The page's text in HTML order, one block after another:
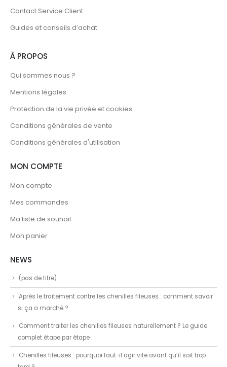
Contact Service Client
Guides et conseils d’achat
À PROPOS
Qui sommes nous ?
Mentions légales
Protection de la vie privée et cookies
Conditions générales de vente
Conditions générales d'utilisation
MON COMPTE
Mon compte
Mes commandes
Ma liste de souhait
Mon panier
NEWS
(pas de titre)
Après le traitement contre les chenilles fileuses : comment savoir
si ça a marché ?
Comment traiter les chenilles fileuses naturellement ? Le guide
complet étape par étape
Chenilles fileuses : pourquoi faut-il agir vite avant qu’il soit trop